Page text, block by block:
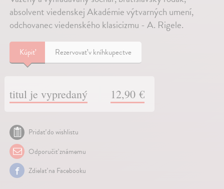
absolvent viedenskej Akadémie výtvarných umení,
odchovanec viedenského klasicizmu - A. Rigele.
Kúpiť Rezervovať v kníhkupectve
titul je vypredaný 12,90 €
Pridať do wishlistu
Odporučiť známemu
Zdielať na Facebooku